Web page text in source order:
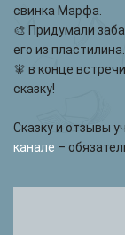
свинка Марфа.
🎨 Придумали
его из пластилина.
🧚‍️ в конце
сказку!
Сказку и отзывы
канале –